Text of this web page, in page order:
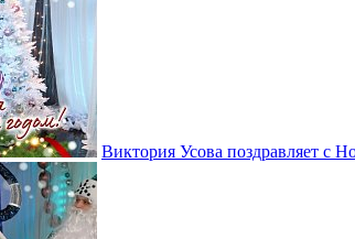
Виктория Усова поздравляет с